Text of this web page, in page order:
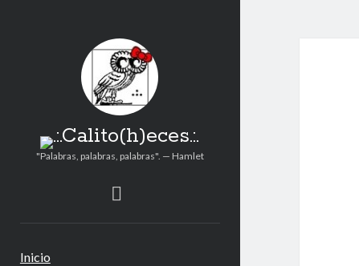
.:.Calito(h)eces.:.
"Palabras, palabras, palabras". — Hamlet
Inicio